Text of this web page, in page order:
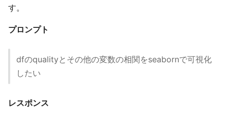
す。
プロンプト
dfのqualityとその他の変数の相関をseabornで可視化
したい
レスポンス